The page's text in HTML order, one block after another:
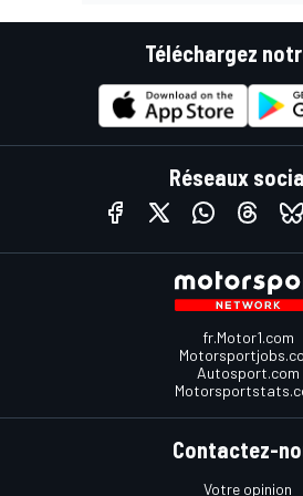
Téléchargez
Réseaux
fr.Motor1.com
Autosport.com
Contactez-
Votre opinion